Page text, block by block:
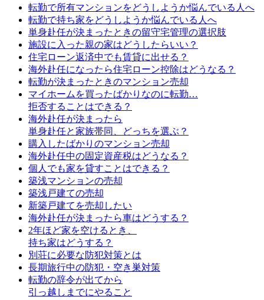
転勤で所有マンションをどうしようか悩んでいる人へ
転勤で持ち家をどうしようか悩んでいる人へ
単身赴任が決まったときの留守宅管理の選択肢
施設に入った親の家はどうしたらいい？
住宅ローン返済中でも賃貸に出せる？
海外赴任になったら住宅ローン控除はどうなる？
転勤が決まったときのマンション売却
マイホームを買ったばかりなのに転勤…
拒否することはできる？
海外赴任が決まったら
単身赴任と家族帯同、どっちを選ぶ？
購入したばかりのマンション売却
海外赴任中の固定資産税はどうなる？
個人でも家を貸すことはできる？
築浅マンションの売却
築浅戸建ての売却
新築戸建てを売却したい
海外赴任が決まったら車はどうする？
2年ほど家を空けるとき、
持ち家はどうする？
別荘に必要な防犯対策とは
長期旅行中の防犯・空き巣対策
転勤の辞令が出てから
引っ越しまでにやること